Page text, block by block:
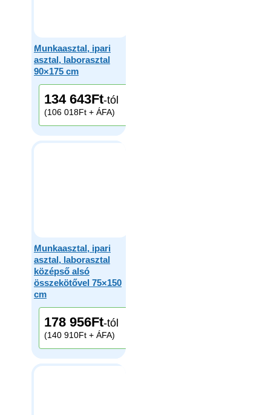
Munkaasztal, ipari
asztal, laborasztal
90×175 cm
134 643Ft-tól
(106 018Ft + ÁFA)
Munkaasztal, ipari
asztal, laborasztal
középső alsó
összekötővel 75×150
cm
178 956Ft-tól
(140 910Ft + ÁFA)